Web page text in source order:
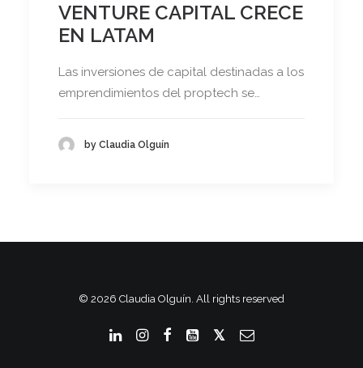
VENTURE CAPITAL CRECE
EN LATAM
Las inversiones de capital destinadas a los
emprendimientos del proptech se…
by Claudia Olguín
© 2026 Claudia Olguín. All rights reserved